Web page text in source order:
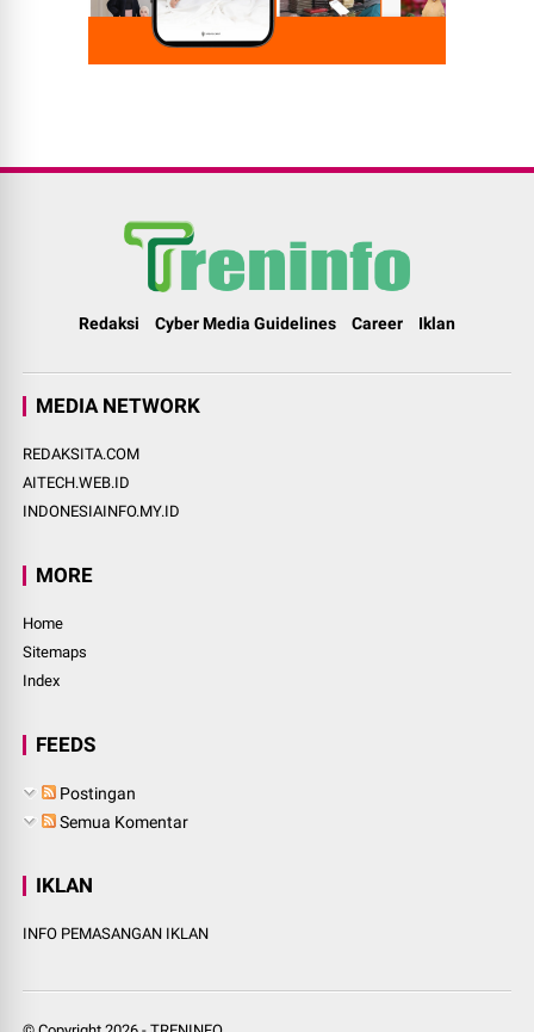
Redaksi Cyber Media Guidelines Career Iklan
MEDIA NETWORK
REDAKSITA.COM
AITECH.WEB.ID
INDONESIAINFO.MY.ID
MORE
Home
Sitemaps
Index
FEEDS
Postingan
Semua Komentar
IKLAN
INFO PEMASANGAN IKLAN